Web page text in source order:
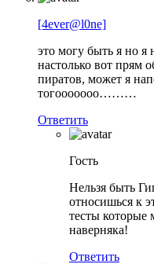
[4ever@l0ne]
это могу быть я но я
настолько вот прям
пиратов, может я
тогооооооо………
Ответить
Гость
Нельзя быть
относишься к
тесты которые
наверняка!
Ответить